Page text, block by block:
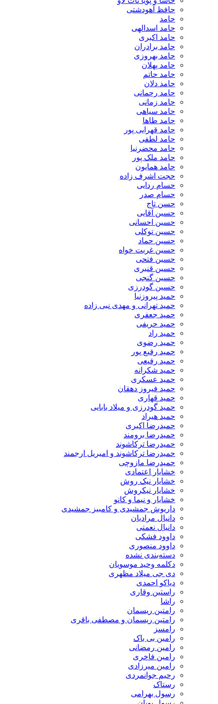
حافظ آهودشتی
حامد
حامد اسدالهی
حامد اکبری
حامد برادران
حامد بهروزی
حامد پهلان
حامد حاتم
حامد دلان
حامد رحمانی
حامد زمانی
حامد سیاهی
حامد طاها
حامد قهرایی پور
حامد لطفی
حامد محضرنیا
حامد ملک پور
حامد همایون
حجت اشرف زاده
حسام ردایی
حسام صدر
حسن تاج
حسین آقایی
حسین احسانی
حسین توکلی
حسین حماد
حسین غربت خواه
حسین فتحی
حسین قنبری
حسین گنجی
حسین گودرزی
حمید پیروزنیا
حمید تهرانی و مهدی نبی زاده
حمید جعفری
حمید حریفی
حمید راد
حمید رضوی
حمید رفیع پور
حمید رفیعی
حمید شکرانه
حمید عسکری
حمید فیروز دهقان
حمید قهاری
حمید گودرزی و میلاد بابایی
حمید هیراد
حمیدرضا اکبری
حمیدرضا برومند
حمیدرضا ترکاشوند
حمیدرضا ترکاشوند و امیریل ارجمند
حمیدرضا مازوچی
خشایار اعتمادی
خشایار نیک روش
خشایار نیکروش
خشایار و نیما و کانو
داریوش جمشیدی و کامبیز جمشیدی
دانیال مرادیان
دانیال نعمتی
داوود فشکی
داوود منصوری
دسته‌بندی نشده
دکلمه وحید موسویان
دی جی میلاد مظهری
دیاکو احمدی
راستین وقاری
راشا
رامتین ریسمان
رامتین ریسمان و مصطفی باقری
رامسز
رامین بی باک
رامین رمضانی
رامین فاخری
رامین میرزادی
رحیم جوانمردی
رستاک
رسول بهرامی